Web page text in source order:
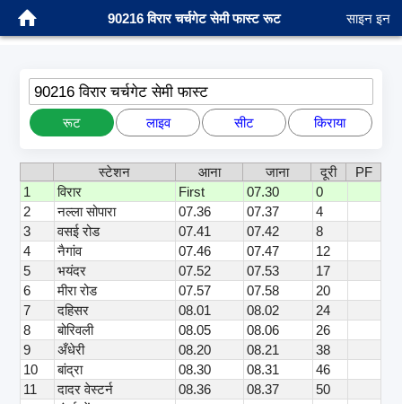
90216 विरार चर्चगेट सेमी फास्ट रूट साइन इन
90216 विरार चर्चगेट सेमी फास्ट
रूट लाइव सीट किराया
स्टेशन आना जाना दूरी
PF
1
विरार First 07.30
0
2
नल्ला सोपारा 07.36 07.37
4
3
वसई रोड 07.41 07.42
8
4
नैगांव 07.46 07.47
12
5
भयंदर 07.52 07.53
17
6
मीरा रोड 07.57 07.58
20
7
दहिसर 08.01 08.02
24
8
बोरिवली 08.05 08.06
26
9
अँधेरी 08.20 08.21
38
10
बांद्रा 08.30 08.31
46
11
दादर वेस्टर्न 08.36 08.37
50